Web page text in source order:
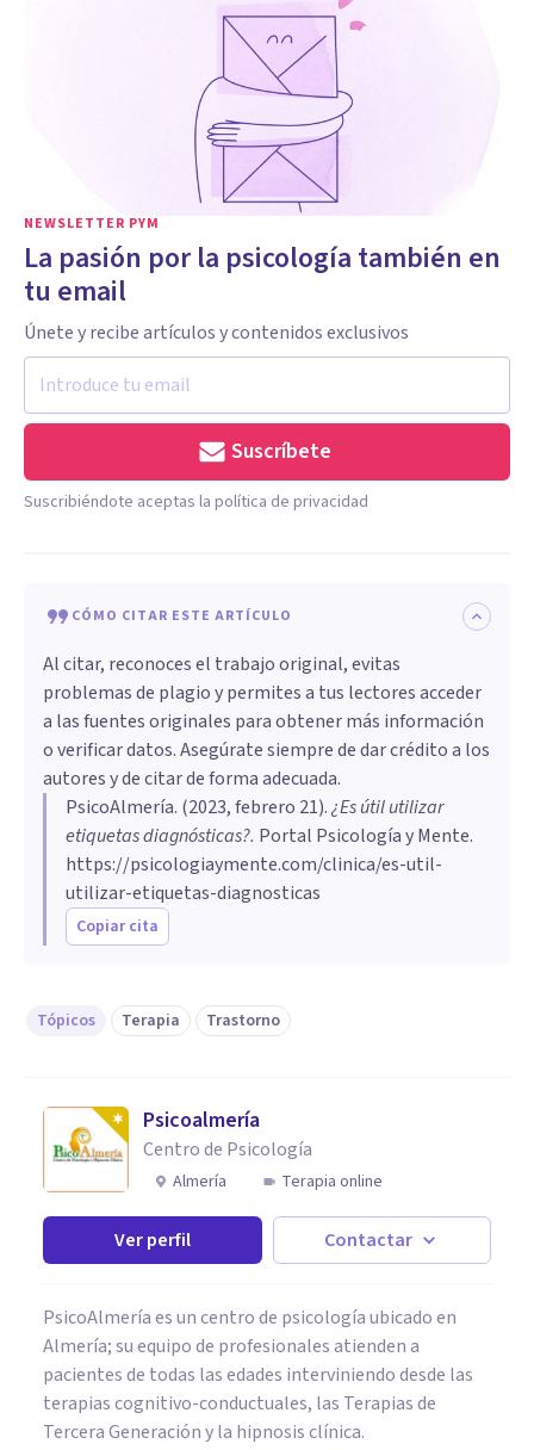
NEWSLETTER PYM
La pasión por la psicología también en
tu email
Únete y recibe artículos y contenidos exclusivos
Suscríbete
Suscribiéndote aceptas la política de privacidad
CÓMO CITAR ESTE ARTÍCULO
Al citar, reconoces el trabajo original, evitas
problemas de plagio y permites a tus lectores acceder
a las fuentes originales para obtener más información
o verificar datos. Asegúrate siempre de dar crédito a los
autores y de citar de forma adecuada.
PsicoAlmería. (2023, febrero 21).¿Es útil utilizar
etiquetas diagnósticas?. Portal Psicología y Mente.
https://psicologiaymente.com/clinica/es-util-
utilizar-etiquetas-diagnosticas
Copiar cita
Tópicos Terapia Trastorno
Psicoalmería
Centro de Psicología
Almería Terapia online
Ver perfil Contactar
PsicoAlmería es un centro de psicología ubicado en
Almería; su equipo de profesionales atienden a
pacientes de todas las edades interviniendo desde las
terapias cognitivo-conductuales, las Terapias de
Tercera Generación y la hipnosis clínica.